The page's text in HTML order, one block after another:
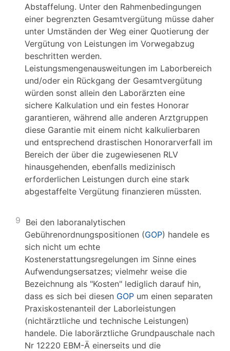
Abstaffelung. Unter den Rahmenbedingungen
einer begrenzten Gesamtvergütung müsse daher
unter Umständen der Weg einer Quotierung der
Vergütung von Leistungen im Vorwegabzug
beschritten werden.
Leistungsmengenausweitungen im Laborbereich
und/oder ein Rückgang der Gesamtvergütung
würden sonst allein den Laborärzten eine
sichere Kalkulation und ein festes Honorar
garantieren, während alle anderen Arztgruppen
diese Garantie mit einem nicht kalkulierbaren
und entsprechend drastischen Honorarverfall im
Bereich der über die zugewiesenen RLV
hinausgehenden, ebenfalls medizinisch
erforderlichen Leistungen durch eine stark
abgestaffelte Vergütung finanzieren müssten.
9 Bei den laboranalytischen
Gebührenordnungspositionen (GOP) handele es
sich nicht um echte
Kostenerstattungsregelungen im Sinne eines
Aufwendungsersatzes; vielmehr weise die
Bezeichnung als "Kosten" lediglich darauf hin,
dass es sich bei diesen GOP um einen separaten
Praxiskostenanteil der Laborleistungen
(nichtärztliche und technische Leistungen)
handele. Die laborärztliche Grundpauschale nach
Nr 12220 EBM-Ä einerseits und die